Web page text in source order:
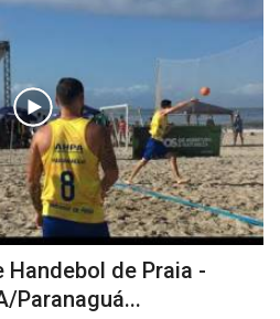
Handebol de Praia -
Paranaguá...